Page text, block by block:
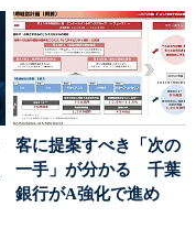
ちた顧客満足度」を
引...
客に提案すべき「次の
一手」が分かる 千葉
銀行がA強化で進め